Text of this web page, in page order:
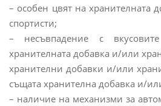
– особен цвят на хранителната
спортисти;
– несъвпадение с
хранителната добавка и/или
хранителни добавки и/или
същата хранителна добавка и/
– наличие на механизми за